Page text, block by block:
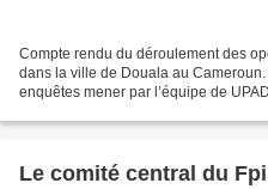
Compte rendu du déroulement des
dans la ville de Douala au
enquêtes mener par l’équipe de
Le comité central du